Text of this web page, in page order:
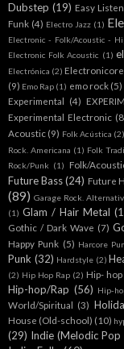
Dubstep (19) Easy
Funk (4) Electro Jazz (1)
Electronic - Folk/Acoustic -
Electronic Folk Acoustic (1)
Electrónica (2) Electronicore
(9) Emo Rap (1) emo rock (5)
Experimental (4)
Experimental Electronic
Acoustic (9) Folk Acústica (2)
Rock. Americana (1) Folk
Rock/Punk (1) Folk/
Future Bass (24) Future
(89) Garage Rock.
(1) Glam / Hair Metal
Gothic / Dark Wave (7)
Happy Punk (5) Harcore
Punk (32) Hardstyle (2)
(2) Hip Hop Rap (2) Hip- hop
Hip-hop/Rap (56) Hip-
World/Spiritual (3)
House (Old-school) (10)
(29) Indie (Melodic Pop